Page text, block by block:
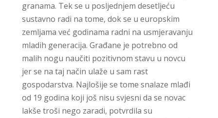
granama. Tek se u posljednjem desetljeću
sustavno radi na tome, dok se u europskim
zemljama već godinama radni na usmjeravanju
mladih generacija. Građane je potrebno od
malih nogu naučiti pozitivnom stavu u novcu
jer se na taj način ulaže u sam rast
gospodarstva. Najlošije se tome snalaze mlađi
od 19 godina koji još nisu svjesni da se novac
lakše troši nego zaradi, potvrdila su